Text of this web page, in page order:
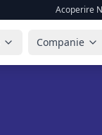
Acoperire
Companie